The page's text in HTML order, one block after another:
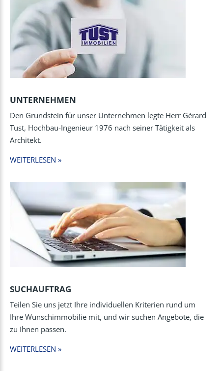
UNTERNEHMEN
Den Grundstein für unser Unternehmen legte Herr Gérard
Tust, Hochbau-Ingenieur 1976 nach seiner Tätigkeit als
Architekt.
WEITERLESEN »
SUCHAUFTRAG
Teilen Sie uns jetzt Ihre individuellen Kriterien rund um
Ihre Wunschimmobilie mit, und wir suchen Angebote, die
zu Ihnen passen.
WEITERLESEN »